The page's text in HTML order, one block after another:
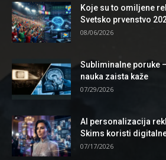
Koje su to omiljene
Svetsko prvenstvo
08/06/2026
Subliminalne poruke
nauka zaista kaže
07/29/2026
AI personalizacija
Skims koristi
07/17/2026